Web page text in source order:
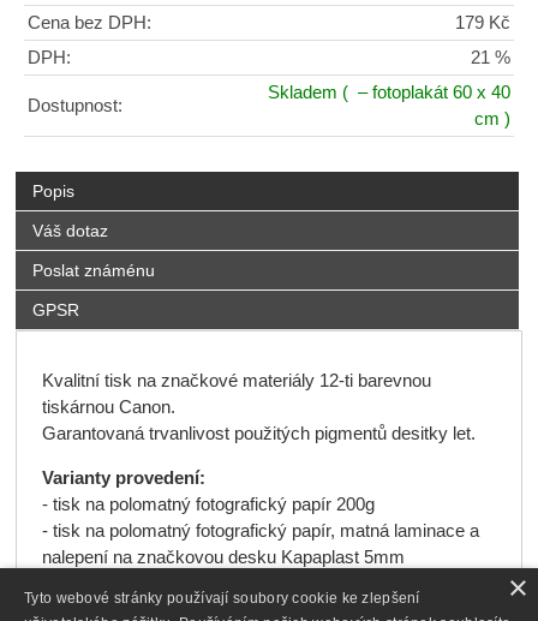
Cena bez DPH:
179 Kč
DPH:
21 %
Dostupnost:
Skladem ( – fotoplakát 60 x 40
cm )
Popis
Váš dotaz
Poslat známénu
GPSR
Kvalitní tisk na značkové materiály 12-ti barevnou
tiskárnou Canon.
Garantovaná trvanlivost použitých pigmentů desitky let.
Varianty provedení:
- tisk na polomatný fotografický papír 200g
- tisk na polomatný fotografický papír, matná laminace a
nalepení na značkovou desku Kapaplast 5mm
také "blind" nebo "slepý" rám). Lištas rozměry v řezu 42
×
Tyto webové stránky používají soubory cookie ke zlepšení